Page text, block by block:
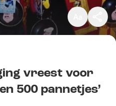
vreest voor
500 pannetjes’